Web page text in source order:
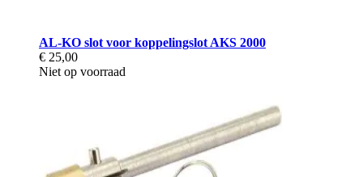
AL-KO slot voor koppelingslot AKS 2000
€ 25,00
Niet op voorraad